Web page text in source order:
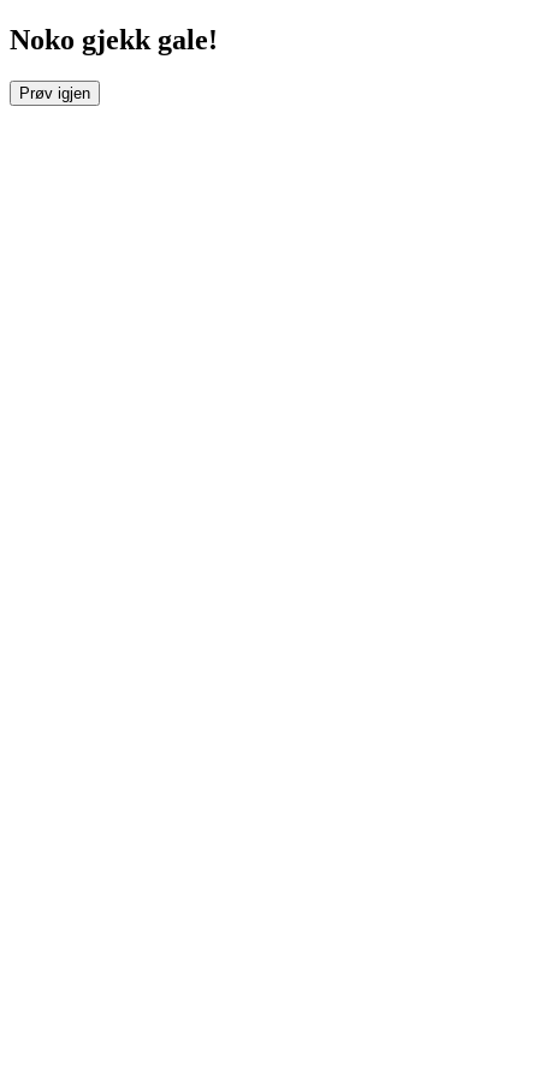
Noko gjekk gale!
Prøv igjen